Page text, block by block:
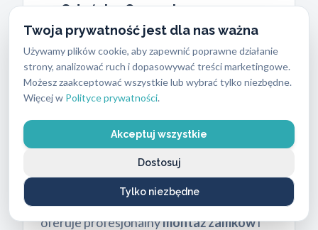
Twoja prywatność jest dla nas ważna
Używamy plików cookie, aby zapewnić poprawne działanie
strony, analizować ruch i dopasowywać treści marketingowe.
Możesz zaakceptować wszystkie lub wybrać tylko niezbędne.
Więcej w Polityce prywatności.
Akceptuj wszystkie
Tylko niezbędne
Dostosuj
Gdańsku Osowej –
bezpieczeństwo Twojego
domu
Bezpieczeństwo bliskich i mienia to
priorytet. Dlatego tak ważny jest sprawny i
solidny zamek. Jeśli Twój zamek szwankuje,
jest stary, uszkodzony, a może chcesz
podnieść poziom bezpieczeństwa w swoim
domu czy firmie – zadzwoń do nas!
Pogotowie zamkowe Gdańsk Osowa
oferuje profesjonalnymontaż zamkówi